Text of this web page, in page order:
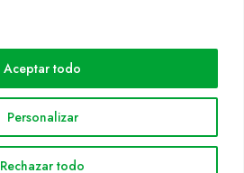
Personalizar
Rechazar todo
Aceptar todo